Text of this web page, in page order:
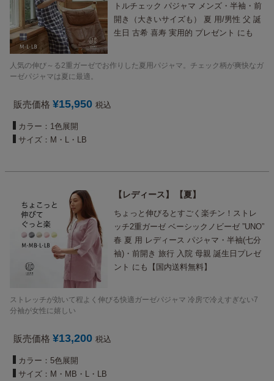
トルチェック パジャマ メンズ・半袖・前
開き（大きいサイズも） 夏 用/男性 父 誕
生日 古希 喜寿 実用的 プレゼント にも
人気の伸び～る2重ガーゼでお作りした夏用パジャマ。チェック柄が爽快なガ
ーゼパジャマは夏に最適。
販売価格 ¥15,950 税込
カラー：1色展開
サイズ：M・L・LB
レディース 夏
ちょっと伸びるとすごく楽チン！ストレ
ッチ2重ガーゼ ベーシックノビーゼ ”UNO”
春 夏 用 レディース パジャマ・半袖(七分
袖)・前開き 旅行 入院 母親 誕生日プレゼ
ント にも【国内送料無料】
ストレッチが効いて程よく伸びる快適ガーゼパジャマ 冷房で冷えすぎない7
分袖が女性に嬉しい
販売価格 ¥13,200 税込
カラー：5色展開
サイズ：M・MB・L・LB